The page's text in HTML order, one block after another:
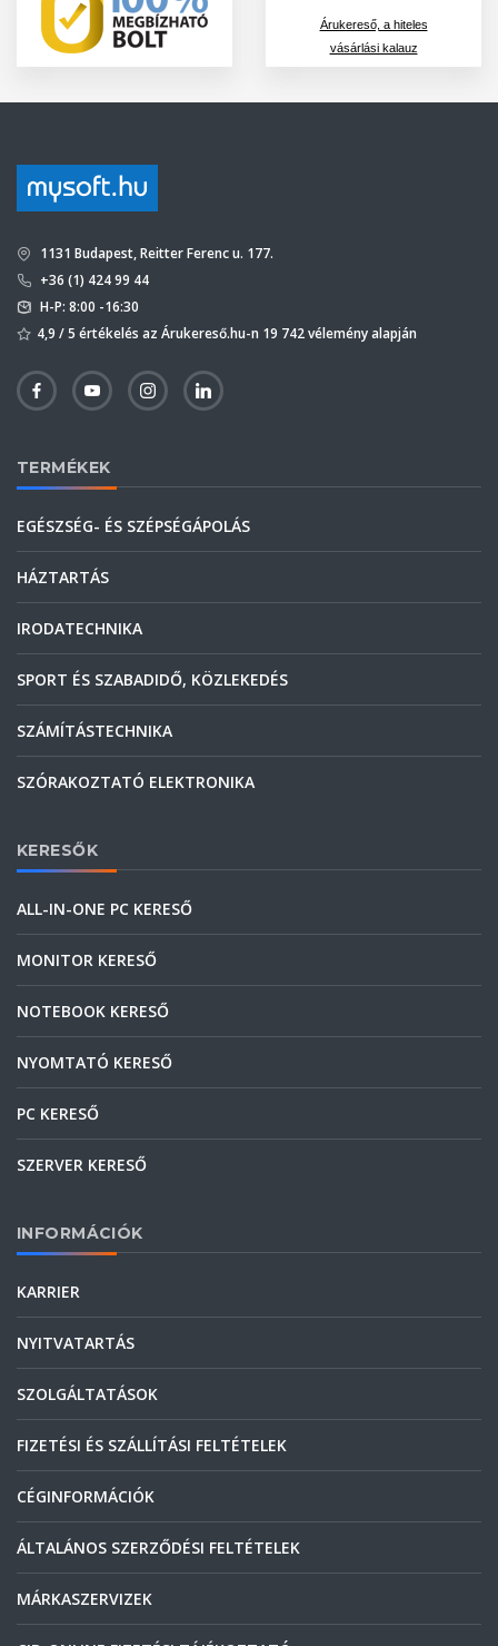
Árukereső, a hiteles
vásárlási kalauz
1131 Budapest, Reitter Ferenc u. 177.
+36 (1) 424 99 44
H-P: 8:00 -16:30
4,9 / 5 értékelés az Árukereső.hu-n 19 742 vélemény alapján
TERMÉKEK
EGÉSZSÉG- ÉS SZÉPSÉGÁPOLÁS
HÁZTARTÁS
IRODATECHNIKA
SPORT ÉS SZABADIDŐ, KÖZLEKEDÉS
SZÁMÍTÁSTECHNIKA
SZÓRAKOZTATÓ ELEKTRONIKA
KERESŐK
ALL-IN-ONE PC KERESŐ
MONITOR KERESŐ
NOTEBOOK KERESŐ
NYOMTATÓ KERESŐ
PC KERESŐ
SZERVER KERESŐ
INFORMÁCIÓK
KARRIER
NYITVATARTÁS
SZOLGÁLTATÁSOK
FIZETÉSI ÉS SZÁLLÍTÁSI FELTÉTELEK
CÉGINFORMÁCIÓK
ÁLTALÁNOS SZERZŐDÉSI FELTÉTELEK
MÁRKASZERVIZEK